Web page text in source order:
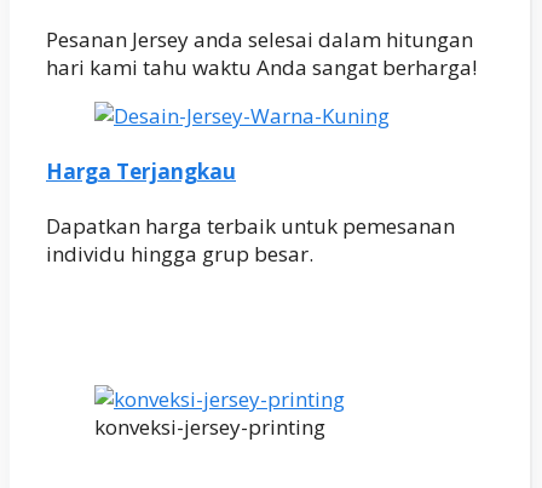
Pesanan Jersey anda selesai dalam hitungan
hari kami tahu waktu Anda sangat berharga!
Harga Terjangkau
Dapatkan harga terbaik untuk pemesanan
individu hingga grup besar.
konveksi-jersey-printing